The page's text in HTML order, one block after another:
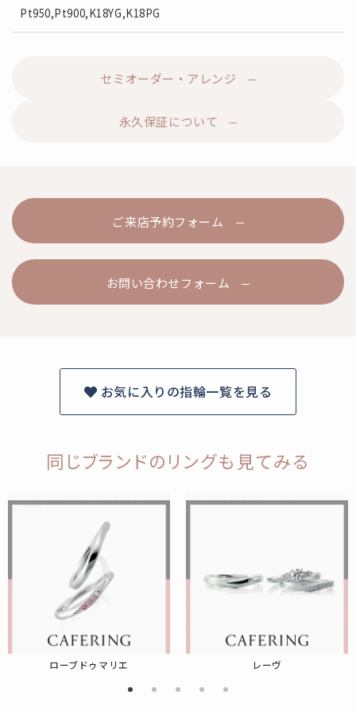
Pt950,Pt900,K18YG,K18PG
セミオーダー・アレンジ
永久保証について
ご来店予約フォーム
お問い合わせフォーム
お気に入りの指輪一覧を見る
同じブランドのリングも見てみる
ローブドゥマリエ レーヴ